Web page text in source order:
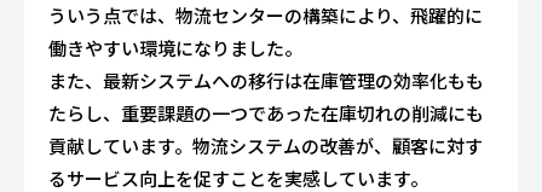
ういう点では、物流センターの構築により、飛躍的に
働きやすい環境になりました。
また、最新システムへの移行は在庫管理の効率化もも
たらし、重要課題の一つであった在庫切れの削減にも
貢献しています。物流システムの改善が、顧客に対す
るサービス向上を促すことを実感しています。